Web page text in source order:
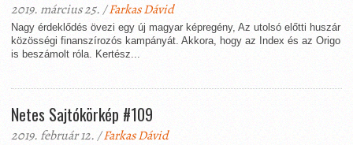
2019. március 25. /Farkas Dávid
Nagy érdeklődés övezi egy új magyar képregény, Az utolsó előtti huszár
közösségi finanszírozós kampányát. Akkora, hogy az Index és az Origo
is beszámolt róla. Kertész...
Netes Sajtókörkép #109
2019. február 12. /Farkas Dávid